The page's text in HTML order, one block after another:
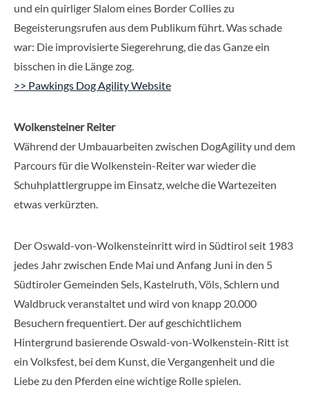
und ein quirliger Slalom eines Border Collies zu
Begeisterungsrufen aus dem Publikum führt. Was schade
war: Die improvisierte Siegerehrung, die das Ganze ein
bisschen in die Länge zog.
>> Pawkings Dog Agility Website
Wolkensteiner Reiter
Während der Umbauarbeiten zwischen DogAgility und dem
Parcours für die Wolkenstein-Reiter war wieder die
Schuhplattlergruppe im Einsatz, welche die Wartezeiten
etwas verkürzten.
Der Oswald-von-Wolkensteinritt wird in Südtirol seit 1983
jedes Jahr zwischen Ende Mai und Anfang Juni in den 5
Südtiroler Gemeinden Sels, Kastelruth, Völs, Schlern und
Waldbruck veranstaltet und wird von knapp 20.000
Besuchern frequentiert. Der auf geschichtlichem
Hintergrund basierende Oswald-von-Wolkenstein-Ritt ist
ein Volksfest, bei dem Kunst, die Vergangenheit und die
Liebe zu den Pferden eine wichtige Rolle spielen.